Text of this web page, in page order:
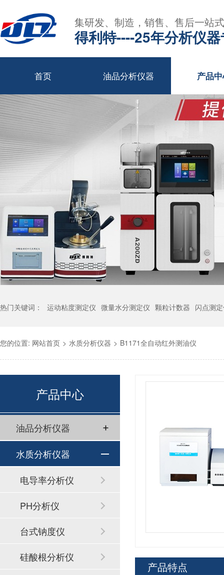
集研发、制造，销售、售后一站
得利特----25年分析仪
首页 油品分析仪器 产品
热门关键词： 运动粘度测定仪 微量水分测定仪 颗粒计数器 闪点测
您的位置: 网站首页 > 水质分析仪器 > B1171全自动红外测油仪
产品特点
产品中心
油品分析仪器
水质分析仪器
电导率分析仪
PH分析仪
台式钠度仪
硅酸根分析仪